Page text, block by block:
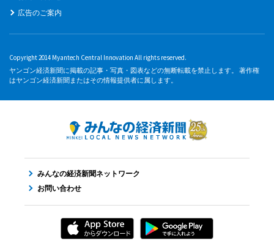
広告のご案内
Copyright 2014 Myantech Central Innovation All rights reserved.
ヤンゴン経済新聞に掲載の記事・写真・図表などの無断転載を禁止します。 著作権
はヤンゴン経済新聞またはその情報提供者に属します。
みんなの経済新聞ネットワーク
お問い合わせ